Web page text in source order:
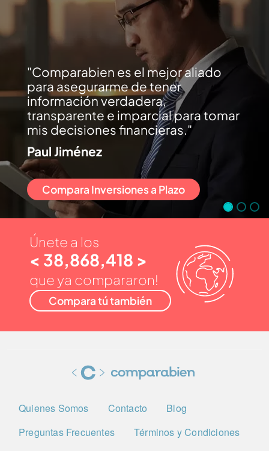
Comparabien es el mejor aliado
para asegurarme de tener
información verdadera,
transparente e imparcial para tomar
mis decisiones financieras.
Paul Jiménez
Compara Inversiones a Plazo
Únete a los
< 38,868,418 >
que ya compararon!
Compara tú también
Quienes Somos Contacto
Blog
Preguntas Frecuentes
Términos y Condiciones